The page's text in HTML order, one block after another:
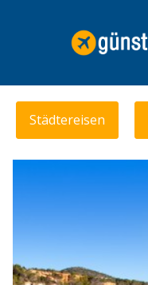
Städtereisen